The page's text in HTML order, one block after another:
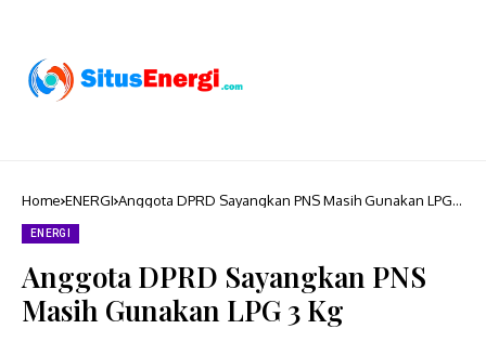
Home ENERGI Anggota DPRD Sayangkan PNS Masih Gunakan LPG 3
ENERGI
Anggota DPRD Sayangkan PNS
Masih Gunakan LPG 3 Kg